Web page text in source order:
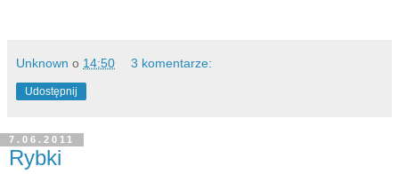
Unknown o 14:50 3 komentarze:
Udostępnij
7.06.2011
Rybki